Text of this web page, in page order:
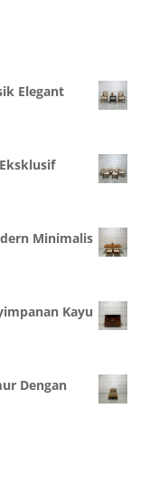
Elegant
Minimalis
Kayu
Dengan